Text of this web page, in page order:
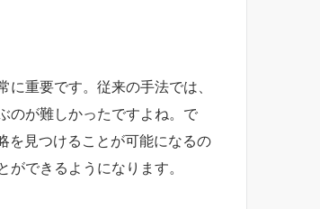
重要です。従来の手法では、
のが難しかったですよね。で
を見つけることが可能になるの
できるようになります。